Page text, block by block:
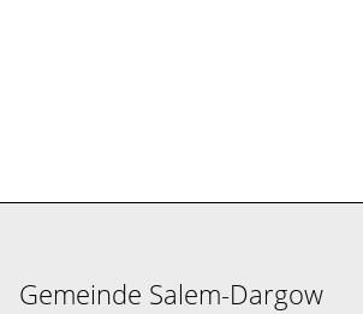
Gemeinde Salem-Dargow